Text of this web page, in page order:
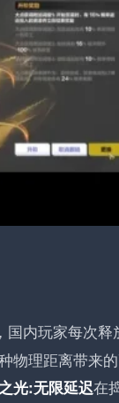
国内玩家每次释
物理距离带来
光:无限延迟在